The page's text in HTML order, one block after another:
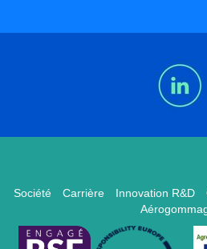
Société Carrière Innovation R&D